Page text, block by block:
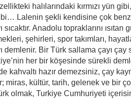
halılarındaki kırmızı yün
Lalenin şekli kendisine çok
sıcaktır. Anadolu topraklarını
şehirleri, spor takımları,
demlenir. Bir Türk sallama çayı
her bir köşesinde sürekli
kahvaltı hazır demezsiniz, çay
miras, kültür, tarih, gelenek ve bir
olmak, Turkiye Cumhuriyeti